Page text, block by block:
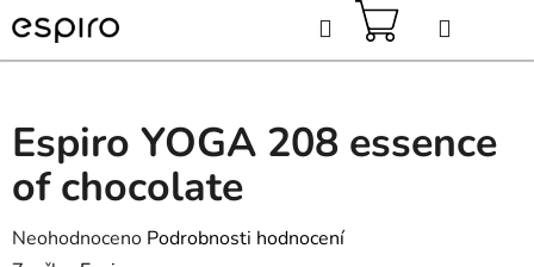
Přejít
na
obsah
Hledat
KOŠÍK
Espiro YOGA 208 essence
of chocolate
Průměrné
Neohodnoceno Podrobnosti hodnocení